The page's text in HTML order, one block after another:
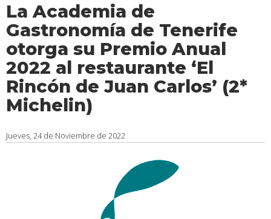
La Academia de
Gastronomía de Tenerife
otorga su Premio Anual
2022 al restaurante ‘El
Rincón de Juan Carlos’ (2*
Michelin)
Jueves, 24 de Noviembre de 2022